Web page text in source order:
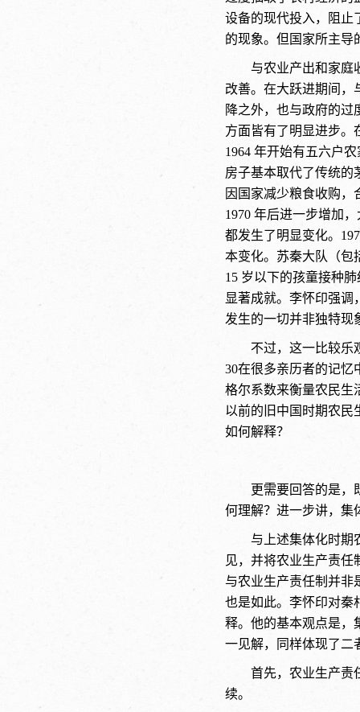
设备的现代投入，阻止
的现象。但国家所主导
与农业产出和家庭
改善。在大跃进期间，
降之外，也与政府的
方面皆有了明显进步。
1964 年开始有五六户
房子基本取代了传统的
因国家减少粮食收购
1970 年后进一步增加
都发生了明显变化。
本变化。苏秦大队（包
15 岁以下的孩童接种
显著成就。李怀印强
发生的一切并非独特现
不过，这一比较乐
30在很多亲历者的记忆
格尔系数来衡量农民生
以前的旧中国时期农民
如何解释？
更需要回答的是，
何理解？进一步讲，集
与上述集体化时期
见，并将农业生产责任
与农业生产责任制并非
也是如此。李怀印对秦
释。他的基本观点是，
一见解，同样体现了二
首先，农业生产责
续。